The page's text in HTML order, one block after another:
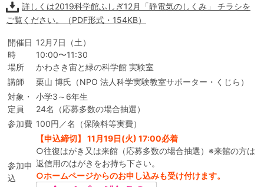
よくある質問
日本語
詳しくは2019科学館ふしぎ12月「静電気のしくみ」 チラシを
ご覧ください。（PDF形式・154KB）
開催日
時
場所
12月7日（土）
10:00〜11:30
かわさき宙と緑の科学館 実験室
講師
栗山 博氏（NPO 法人科学実験教室サポーター・くじら）
対象・
定員
小学3～6年生
24名（応募多数の場合抽選）
参加費 100円／名（保険料等実費）
参加申
込
【申込締切】 11月19日(火) 17:00必着
○往復はがき又は来館（応募多数の場合抽選）※来館の方は
返信用のはがきをお持ち下さい。
○ホームページからのお申し込みも受け付けます。